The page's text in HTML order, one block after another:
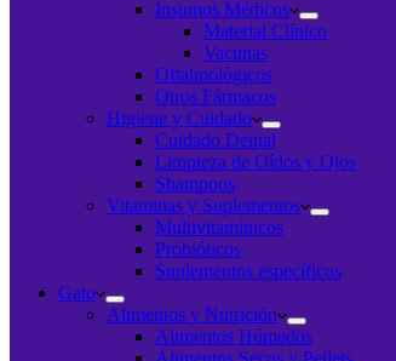
Insumos Médicos
Material Clínico
Vacunas
Oftalmológicos
Otros Fármacos
Higiene y Cuidado
Cuidado Dental
Limpieza de Oídos y Ojos
Shampoos
Vitaminas y Suplementos
Multivitamínicos
Probióticos
Suplementos específicos
Gato
Alimentos y Nutrición
Alimentos Húmedos